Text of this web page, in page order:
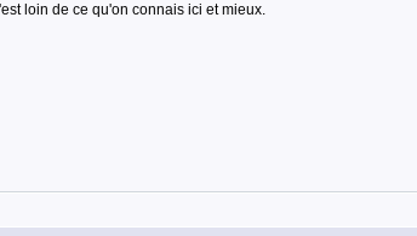
loin de ce qu'on connais ici et mieux.